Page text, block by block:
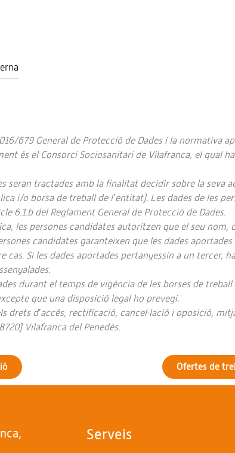
679 General de Protecció de Dades i la normativa
és el Consorci Sociosanitari de Vilafranca, el qual
seran tractades amb la finalitat decidir sobre la
i/o borsa de treball de l’entitat). Les dades de les
6.1.b del Reglament General de Protecció de Dades.
les persones candidates autoritzen que el seu
candidates garanteixen que les dades
Si les dades aportades pertanyessin a un
durant el temps de vigència de les borses de
que una disposició legal ho prevegi.
drets d’accés, rectificació, cancel·lació i oposició,
Vilafranca del Penedès.
Ofertes de
Serveis